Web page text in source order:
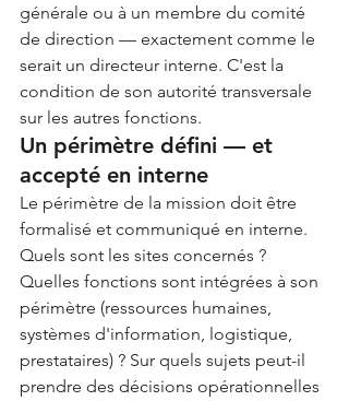
générale ou à un membre du comité
de direction — exactement comme le
serait un directeur interne. C'est la
condition de son autorité transversale
sur les autres fonctions.
Un périmètre défini — et
accepté en interne
Le périmètre de la mission doit être
formalisé et communiqué en interne.
Quels sont les sites concernés ?
Quelles fonctions sont intégrées à son
périmètre (ressources humaines,
systèmes d'information, logistique,
prestataires) ? Sur quels sujets peut-il
prendre des décisions opérationnelles